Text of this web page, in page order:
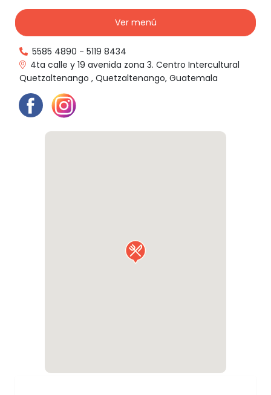
Ver menú
5585 4890 - 5119 8434
4ta calle y 19 avenida zona 3. Centro Intercultural
Quetzaltenango , Quetzaltenango, Guatemala